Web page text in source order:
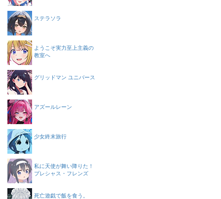
ステラソラ
ようこそ実力至上主義の
教室へ
グリッドマン ユニバース
アズールレーン
少女終末旅行
私に天使が舞い降りた！
プレシャス・フレンズ
死亡遊戯で飯を食う。